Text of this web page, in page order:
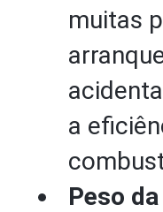
muitas
a
Peso